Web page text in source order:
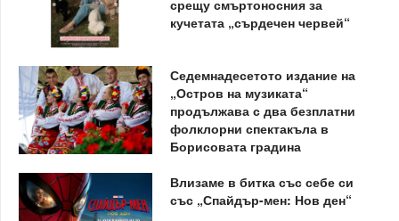
срещу смъртоносния за
кучетата „сърдечен червей“
Седемнадесетото издание на
„Остров на музиката“
продължава с два безплатни
фолклорни спектакъла в
Борисовата градина
Влизаме в битка със себе си
със „Спайдър-мен: Нов ден“